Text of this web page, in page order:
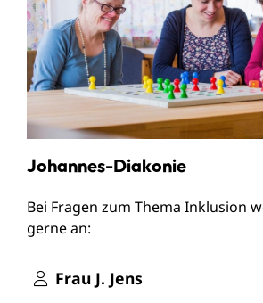
Johannes-Diakonie
Bei Fragen zum Thema Inklusion
gerne an:
Frau J. Jens